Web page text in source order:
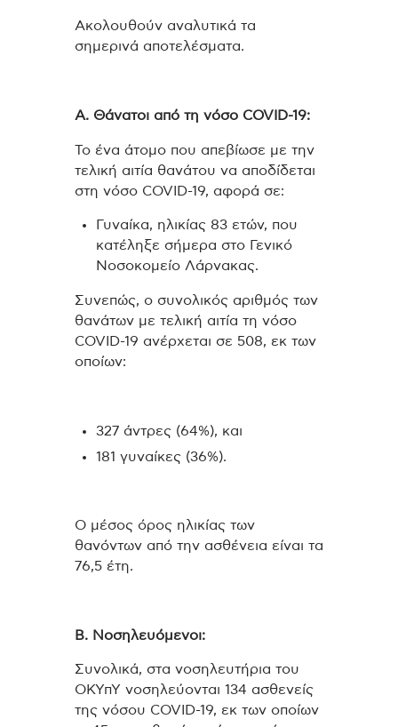
Ακολουθούν αναλυτικά τα
σημερινά αποτελέσματα.
Α. Θάνατοι από τη νόσο COVID-19:
Το ένα άτομο που απεβίωσε με την
τελική αιτία θανάτου να αποδίδεται
στη νόσο COVID-19, αφορά σε:
Γυναίκα, ηλικίας 83 ετών, που
κατέληξε σήμερα στο Γενικό
Νοσοκομείο Λάρνακας.
Συνεπώς, ο συνολικός αριθμός των
θανάτων με τελική αιτία τη νόσο
COVID-19 ανέρχεται σε 508, εκ των
οποίων:
327 άντρες (64%), και
181 γυναίκες (36%).
Ο μέσος όρος ηλικίας των
θανόντων από την ασθένεια είναι τα
76,5 έτη.
Β. Νοσηλευόμενοι:
Συνολικά, στα νοσηλευτήρια του
ΟΚΥπΥ νοσηλεύονται 134 ασθενείς
της νόσου COVID-19, εκ των οποίων